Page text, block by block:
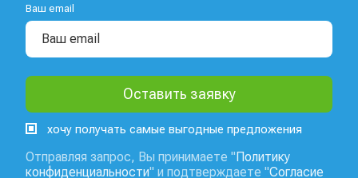
Ваш email
хочу получать самые выгодные предложения
Отправляя запрос, Вы принимаете "Политику
конфиденциальности" и подтверждаете "Согласие